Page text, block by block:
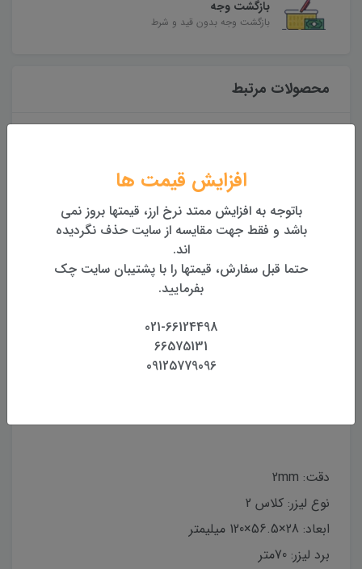
بازگشت وجه
بازگشت وجه بدون قید و شرط
محصولات مرتبط
مخصوص متر و
عینک ایمنی مخصوص متر و
تراز لیزری ( سبز )
400,000 تومان
دقت: 2mm
نوع لیزر: کلاس 2
ابعاد: 28×56.5×120 میلیمتر
برد لیزر: 70متر
افزایش قیمت ها
باتوجه به افزایش ممتد نرخ ارز، قیمتها بروز نمی
باشد و فقط جهت مقایسه از سایت حذف نگردیده
اند.
حتما قبل سفارش، قیمتها را با پشتیبان سایت چک
بفرمایید.
021-66124498
66575131
09125779096